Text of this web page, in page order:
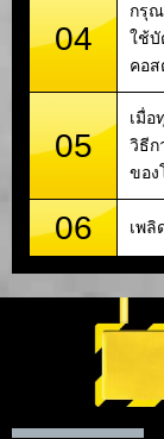
04
กรุณ
ใช้บั
คอ
05
เมื่อ
วิธีก
ของ
06 เพ